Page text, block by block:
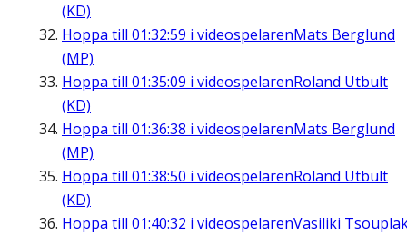
(KD)
Hoppa till 01:32:59 i videospelarenMats Berglund
(MP)
Hoppa till 01:35:09 i videospelarenRoland Utbult
(KD)
Hoppa till 01:36:38 i videospelarenMats Berglund
(MP)
Hoppa till 01:38:50 i videospelarenRoland Utbult
(KD)
Hoppa till 01:40:32 i videospelarenVasiliki